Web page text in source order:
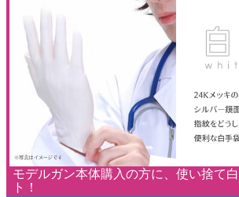
モデルガン本体購入の方に、使い捨て
ト！